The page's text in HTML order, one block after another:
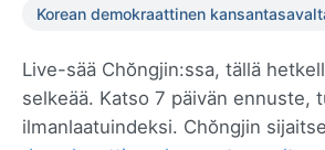
Korean demokraattinen
Live-sää Chŏngjin:ssa, tällä
selkeää. Katso 7 päivän ennuste,
ilmanlaatuindeksi. Chŏngjin